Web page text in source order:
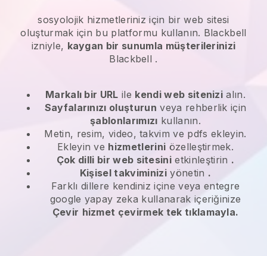
sosyolojik hizmetleriniz için bir web sitesi
oluşturmak için bu platformu kullanın. Blackbell
izniyle, kaygan bir sunumla müşterilerinizi
Blackbell .
Markalı bir URL ile kendi web sitenizi alın.
Sayfalarınızı oluşturun veya rehberlik için
şablonlarımızı kullanın.
Metin, resim, video, takvim ve pdfs ekleyin.
Ekleyin ve hizmetlerini özelleştirmek.
Çok dilli bir web sitesini etkinleştirin .
Kişisel takviminiziyönetin .
Farklı dillere kendiniz içine veya entegre
google yapay zeka kullanarak içeriğinize
Çevir hizmet çevirmek tek tıklamayla.